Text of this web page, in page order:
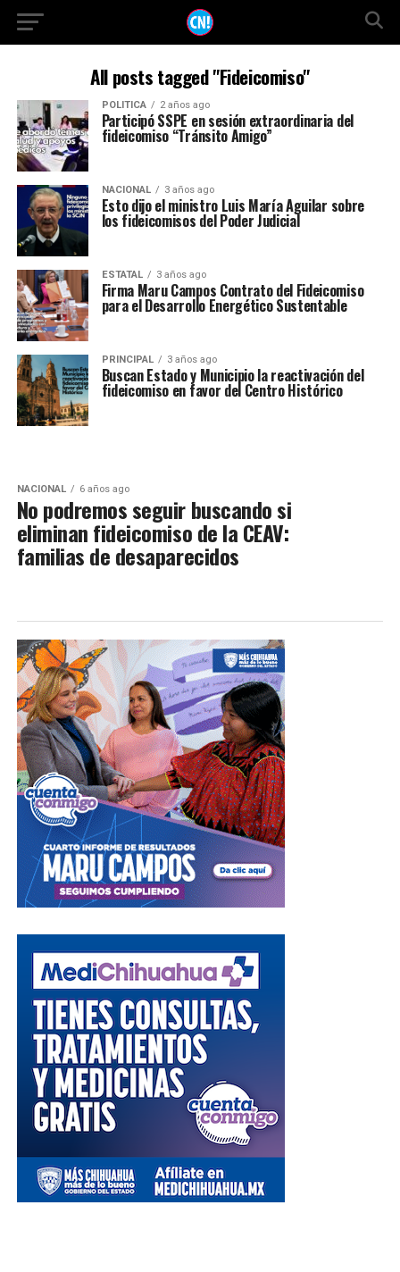
All posts tagged "Fideicomiso"
POLITICA 2 años ago
Participó SSPE en sesión extraordinaria del
fideicomiso “Tránsito Amigo”
NACIONAL 3 años ago
Esto dijo el ministro Luis María Aguilar sobre
los fideicomisos del Poder Judicial
ESTATAL 3 años ago
Firma Maru Campos Contrato del Fideicomiso
para el Desarrollo Energético Sustentable
PRINCIPAL 3 años ago
Buscan Estado y Municipio la reactivación del
fideicomiso en favor del Centro Histórico
NACIONAL 6 años ago
No podremos seguir buscando si
eliminan fideicomiso de la CEAV:
familias de desaparecidos